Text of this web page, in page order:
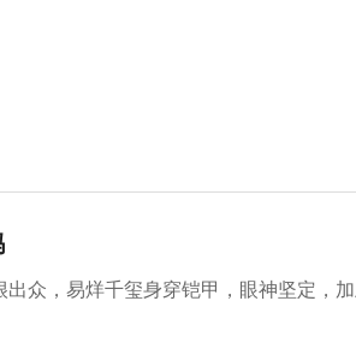
众，易烊千玺身穿铠甲，眼神坚定，